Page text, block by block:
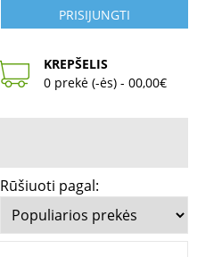
PRISIJUNGTI
KREPŠELIS
0 prekė (-ės) - 00,00€
Rūšiuoti pagal: